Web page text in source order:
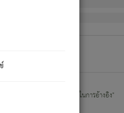
งล่าสุด ก่อนนำข้อมูลไปใช้ในการอ้างอิง"